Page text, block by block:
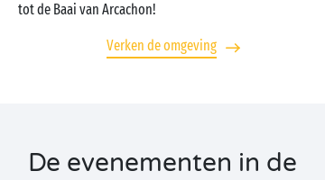
tot de Baai van Arcachon!
Verken de omgeving
De evenementen in de